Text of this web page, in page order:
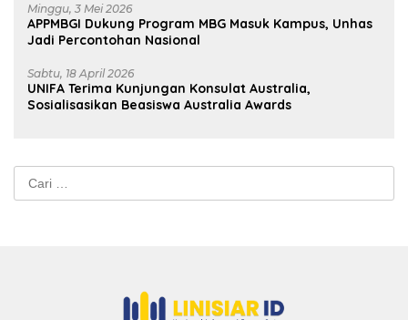
Minggu, 3 Mei 2026
APPMBGI Dukung Program MBG Masuk Kampus, Unhas
Jadi Percontohan Nasional
Sabtu, 18 April 2026
UNIFA Terima Kunjungan Konsulat Australia,
Sosialisasikan Beasiswa Australia Awards
Cari
untuk: